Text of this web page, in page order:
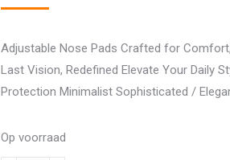
Adjustable Nose Pads Crafted for
Last Vision, Redefined Elevate Your Daily
Protection Minimalist Sophisticated /
Op voorraad